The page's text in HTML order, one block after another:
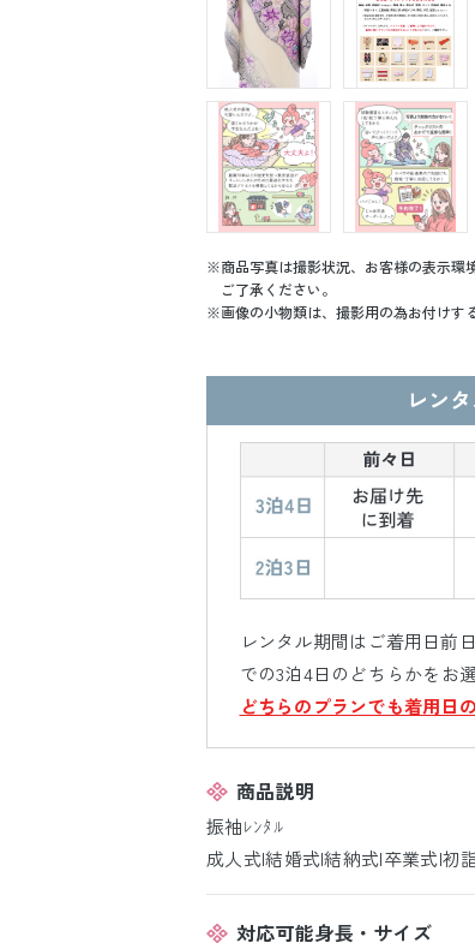
商品写真は撮影状況、お客様の表示環
ご了承ください。
画像の小物類は、撮影用の為お付けす
レン
レンタル期間はご着用日前
での3泊4日のどちらかをお
どちらのプランでも着用日
商品説明
振袖ﾚﾝﾀﾙ
成人式|結婚式|結納式|卒業式|初
対応可能身長・サイズ